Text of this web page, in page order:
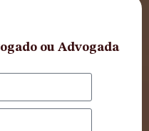
ou Advogada